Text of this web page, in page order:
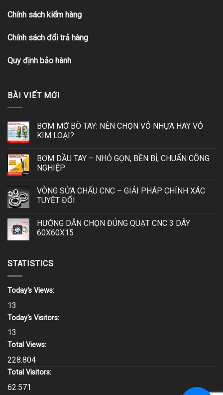
Chính sách kiểm hàng
Chính sách đổi trả hàng
Quy định bảo hành
BÀI VIẾT MỚI
BƠM MỠ BÒ TAY: NÊN CHỌN VỎ NHỰA HAY VỎ
KIM LOẠI?
BƠM DẦU TAY – NHỎ GỌN, BỀN BỈ, CHUẨN CÔNG
NGHIỆP
VÒNG SỬA CHẤU CNC – GIẢI PHÁP CHÍNH XÁC
TUYỆT ĐỐI
HƯỚNG DẪN CHỌN ĐÚNG QUẠT CNC 3 DÂY
60X60X15
STATISTICS
Today's Views:
13
Today's Visitors:
13
Total Views:
228.804
Total Visitors:
62.571